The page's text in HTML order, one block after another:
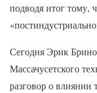
подводя итог тому,
Сегодня Эрик
Массачусетского
разговор о влиянии